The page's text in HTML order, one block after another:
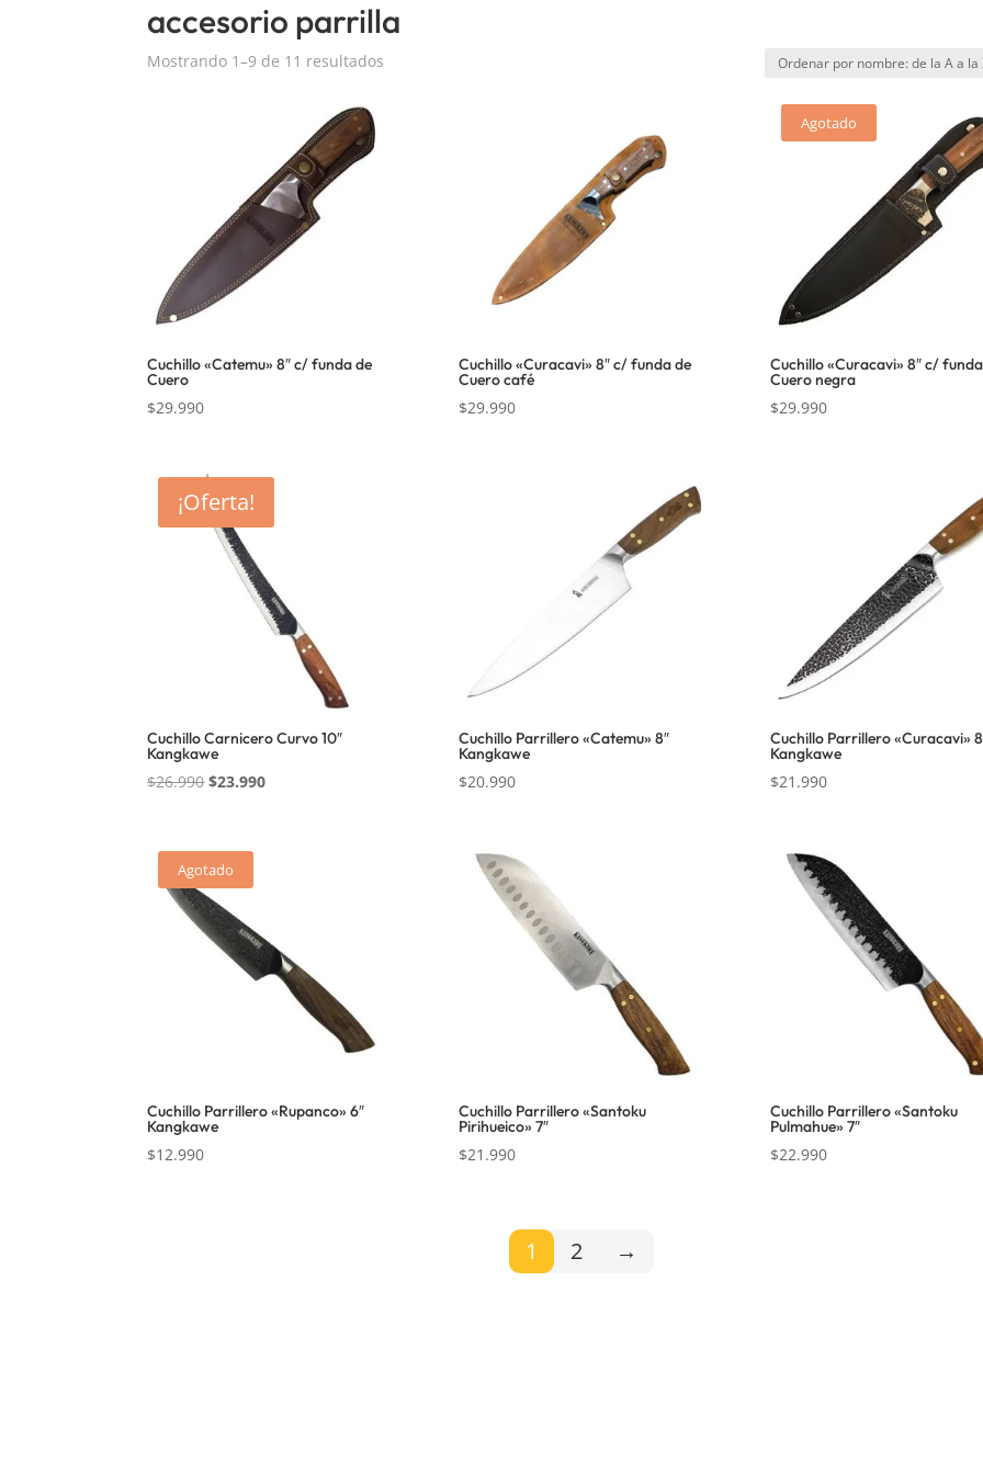
accesorio parrilla
Mostrando 1–9 de 11 resultados
Cuchillo «Catemu» 8″ c/ funda de
Cuero
$29.990
Cuchillo «Curacavi» 8″ c/ funda de
Cuero café
$29.990
Agotado
Cuchillo «Curacavi» 8″ c/
Cuero negra
$29.990
¡Oferta!
Cuchillo Carnicero Curvo 10″
Kangkawe
$26.990El
era:
$26.990.
$23.990El
Cuchillo Parrillero «Catemu» 8″
Kangkawe
$20.990
Cuchillo Parrillero «Curacavi»
Kangkawe
$21.990
Agotado
Cuchillo Parrillero «Rupanco» 6″
Kangkawe
$12.990
Cuchillo Parrillero «Santoku
Pirihueico» 7″
$21.990
Cuchillo Parrillero «Santoku
Pulmahue» 7″
$22.990
1 2 →